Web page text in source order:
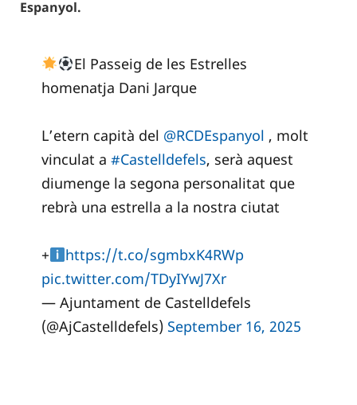
Espanyol.
El Passeig de les Estrelles
homenatja Dani Jarque
L’etern capità del @RCDEspanyol , molt
vinculat a #Castelldefels, serà aquest
diumenge la segona personalitat que
rebrà una estrella a la nostra ciutat
+
https://t.co/sgmbxK4RWp
pic.twitter.com/TDyIYwJ7Xr
— Ajuntament de Castelldefels
(@AjCastelldefels) September 16, 2025